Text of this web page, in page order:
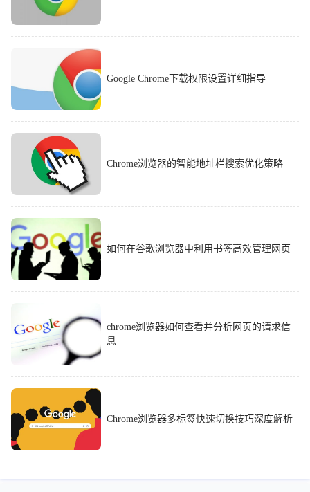
Google Chrome下载权限设置详细指导
Chrome浏览器的智能地址栏搜索优化策略
如何在谷歌浏览器中利用书签高效管理网页
chrome浏览器如何查看并分析网页的请求信
息
Chrome浏览器多标签快速切换技巧深度解析